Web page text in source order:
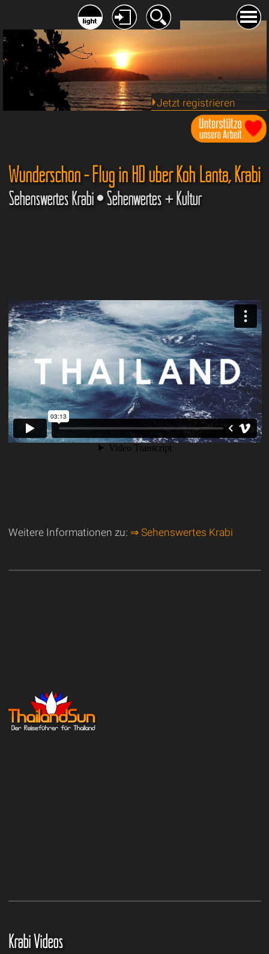
Jetzt registrieren
Wunderschön - Flug in HD über Koh Lanta, Krabi
Sehenswertes Krabi • Sehenwertes + Kultur
Weitere Informationen zu: ⇒ Sehenswertes Krabi
Krabi Videos